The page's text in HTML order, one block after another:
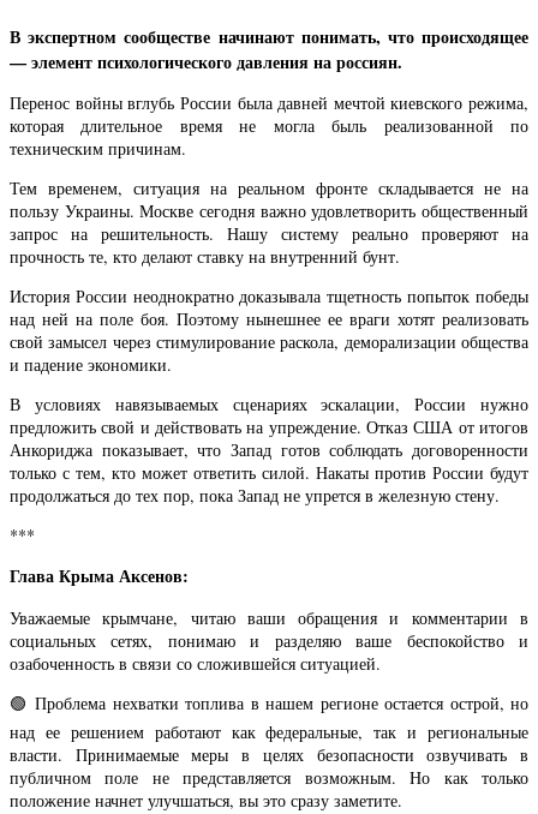
В экспертном сообществе начинают понимать, что происходящее
— элемент психологического давления на россиян.
Перенос войны вглубь России была давней мечтой киевского режима,
которая длительное время не могла быль реализованной по
техническим причинам.
Тем временем, ситуация на реальном фронте складывается не на
пользу Украины. Москве сегодня важно удовлетворить общественный
запрос на решительность. Нашу систему реально проверяют на
прочность те, кто делают ставку на внутренний бунт.
История России неоднократно доказывала тщетность попыток победы
над ней на поле боя. Поэтому нынешнее ее враги хотят реализовать
свой замысел через стимулирование раскола, деморализации общества
и падение экономики.
В условиях навязываемых сценариях эскалации, России нужно
предложить свой и действовать на упреждение. Отказ США от итогов
Анкориджа показывает, что Запад готов соблюдать договоренности
только с тем, кто может ответить силой. Накаты против России будут
продолжаться до тех пор, пока Запад не упрется в железную стену.
***
Глава Крыма Аксенов:
Уважаемые крымчане, читаю ваши обращения и комментарии в
социальных сетях, понимаю и разделяю ваше беспокойство и
озабоченность в связи со сложившейся ситуацией.
🟢 Проблема нехватки топлива в нашем регионе остается острой, но
над ее решением работают как федеральные, так и региональные
власти. Принимаемые меры в целях безопасности озвучивать в
публичном поле не представляется возможным. Но как только
положение начнет улучшаться, вы это сразу заметите.